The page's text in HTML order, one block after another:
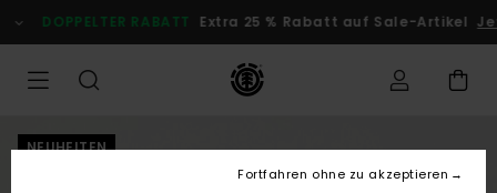
zur
Produktinformation
DOPPELTER RABATT Extra 25 % Rabatt auf Sale-Artikel
NEUHEITEN
Fortfahren ohne zu akzeptieren